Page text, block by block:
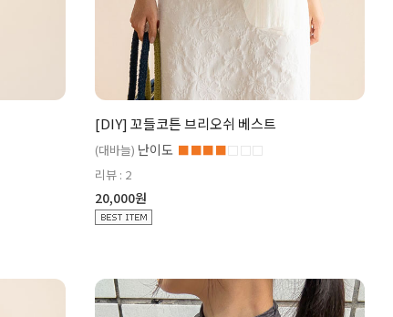
[DIY] 꼬들코튼 브리오쉬 베스트
(대바늘) 난이도 ■■■■□□□
리뷰 : 2
20,000원